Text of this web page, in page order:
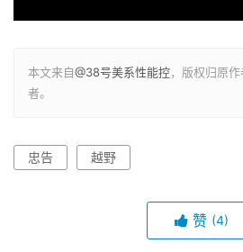
本文来自@38号美系性能控，版权归原
者。
忠告 越野
赞 (4)